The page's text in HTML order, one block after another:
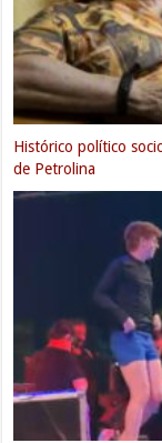
Henry Freitas é
Orocó